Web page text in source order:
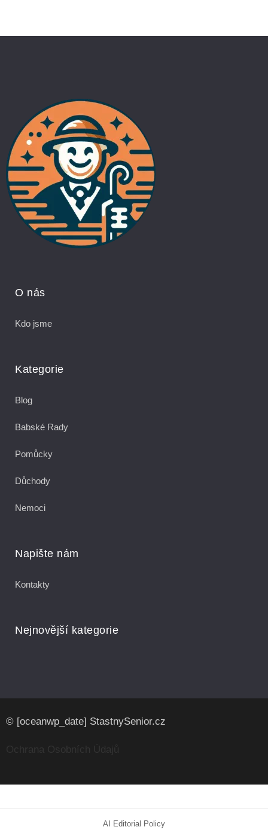
O nás
Kdo jsme
Kategorie
Blog
Babské Rady
Pomůcky
Důchody
Nemoci
Napište nám
Kontakty
Nejnovější kategorie
© [oceanwp_date] StastnySenior.cz
AI Editorial Policy